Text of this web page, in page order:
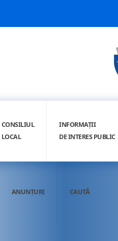
CONSILIUL
LOCAL
INFORMAȚII
DE INTERES PUBLIC
ANUNȚURI CAUTĂ